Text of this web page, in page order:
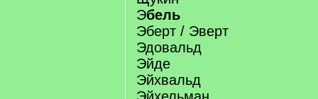
Эбель
Эберт / Эверт
Эдовальд
Эйде
Эйхвальд